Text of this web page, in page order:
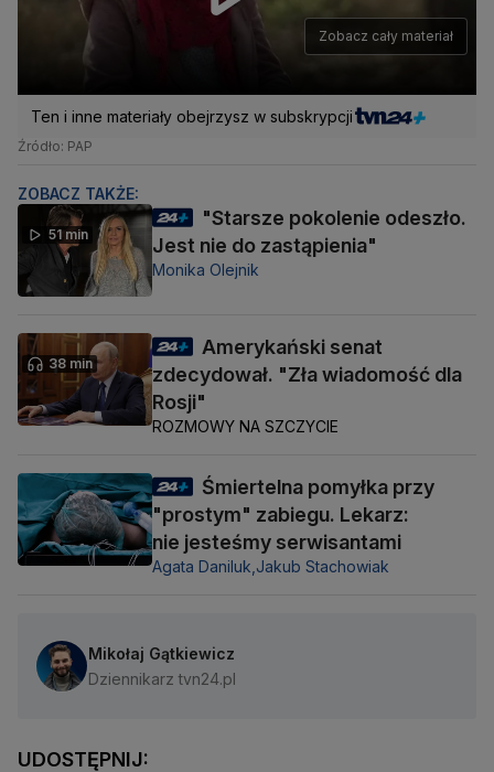
Zobacz cały materiał
Ten i inne materiały obejrzysz w subskrypcji
Źródło: PAP
ZOBACZ TAKŻE:
51 min
"Starsze pokolenie odeszło.
Jest nie do zastąpienia"
Monika Olejnik
38 min
Amerykański senat
zdecydował. "Zła wiadomość dla
Rosji"
ROZMOWY NA SZCZYCIE
Śmiertelna pomyłka przy
"prostym" zabiegu. Lekarz:
nie jesteśmy serwisantami
Agata Daniluk, Jakub Stachowiak
Mikołaj Gątkiewicz
Dziennikarz tvn24.pl
UDOSTĘPNIJ: